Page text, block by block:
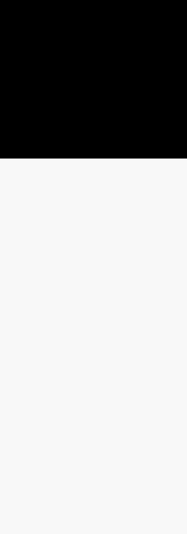
phẳng trong nhà